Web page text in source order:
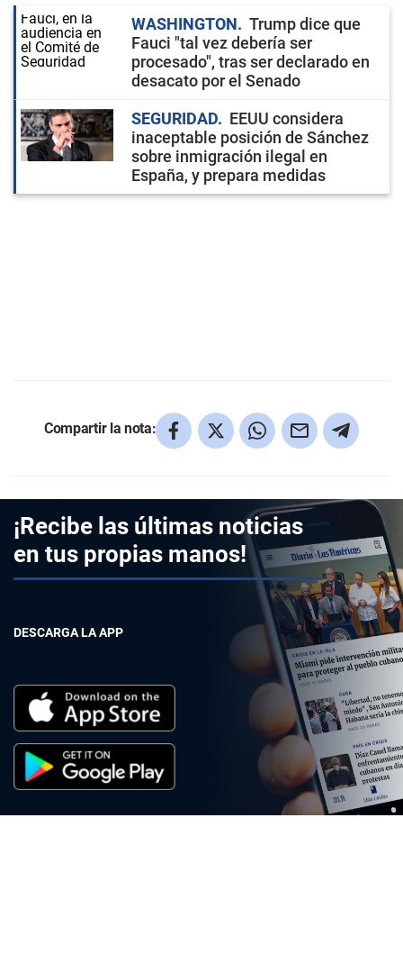
WASHINGTON
Trump dice que
Fauci "tal vez debería ser
procesado", tras ser declarado en
desacato por el Senado
SEGURIDAD
EEUU considera
inaceptable posición de Sánchez
sobre inmigración ilegal en
España, y prepara medidas
Compartir la nota:
¡Recibe las últimas noticias
en tus propias manos!
DESCARGA LA APP